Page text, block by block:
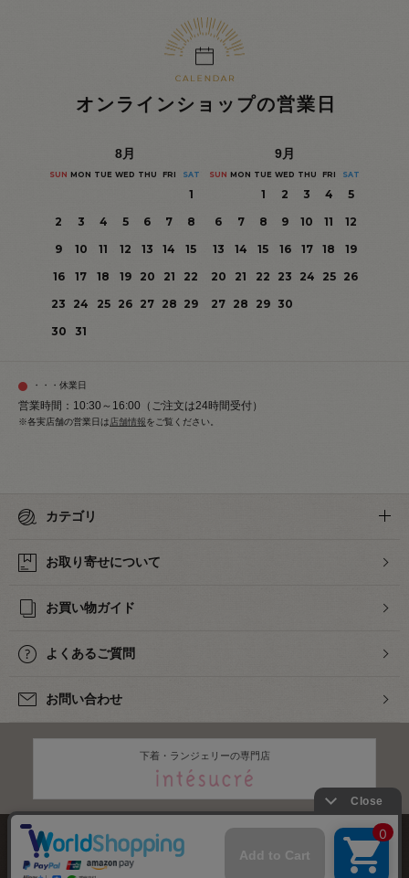
オンラインショップの営業日
8月
SUN MON TUE WED THU FRI SAT
1
2
3 4 5 6 7
8
9
10 11 12 13 14
15
16
17 18 19 20 21
22
23
24 25 26 27 28 29
30
31
9月
SUN MON TUE WED THU FRI SAT
1 2 3 4
5
6
7 8 9 10 11
12
13
14 15 16 17 18
19
20
21 22 23 24 25
26
27 28 29 30
・・・休業日
営業時間：10:30～16:00（ご注文は24時間受付）
※各実店舗の営業日は 店舗情報をご覧ください。
カテゴリ
お取り寄せについて
お買い物ガイド
よくあるご質問
お問い合わせ
下着・ランジェリーの専門店
株式会社オカダヤ